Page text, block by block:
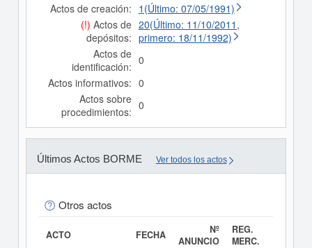
Actos de creación: 1(Último: 07/05/1991)
(!) Actos de
depósitos:
20(Último: 11/10/2011,
primero: 18/11/1992)
Actos de
identificación: 0
Actos informativos: 0
Actos sobre
procedimientos: 0
Últimos Actos BORME Ver todos los actos
Otros actos
ACTO FECHA
Nº
ANUNCIO
REG.
MERC.